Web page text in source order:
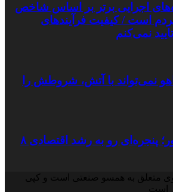
اجرایی برتر بر اساس شاخص‌
است / کیفیت فرآیندهای
نمی‌کنم
نمی‌تواند با آتش، شروطش را
اقتصاد دریامحور؛ پنجره‌ای رو به رشد اقتصادی ۸
متعلق به همسو صنعتی است و کپی
است